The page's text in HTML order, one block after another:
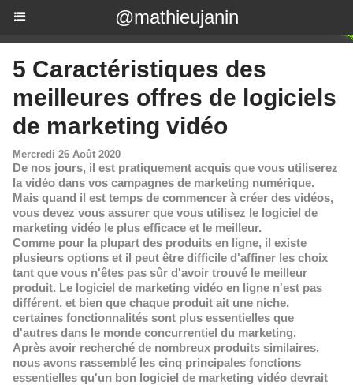
@mathieujanin
5 Caractéristiques des
meilleures offres de logiciels
de marketing vidéo
Mercredi 26 Août 2020
De nos jours, il est pratiquement acquis que vous utiliserez
la vidéo dans vos campagnes de marketing numérique.
Mais quand il est temps de commencer à créer des vidéos,
vous devez vous assurer que vous utilisez le logiciel de
marketing vidéo le plus efficace et le meilleur.
Comme pour la plupart des produits en ligne, il existe
plusieurs options et il peut être difficile d'affiner les choix
tant que vous n'êtes pas sûr d'avoir trouvé le meilleur
produit. Le logiciel de marketing vidéo en ligne n'est pas
différent, et bien que chaque produit ait une niche,
certaines fonctionnalités sont plus essentielles que
d'autres dans le monde concurrentiel du marketing.
Après avoir recherché de nombreux produits similaires,
nous avons rassemblé les cinq principales fonctions
essentielles qu'un bon logiciel de marketing vidéo devrait